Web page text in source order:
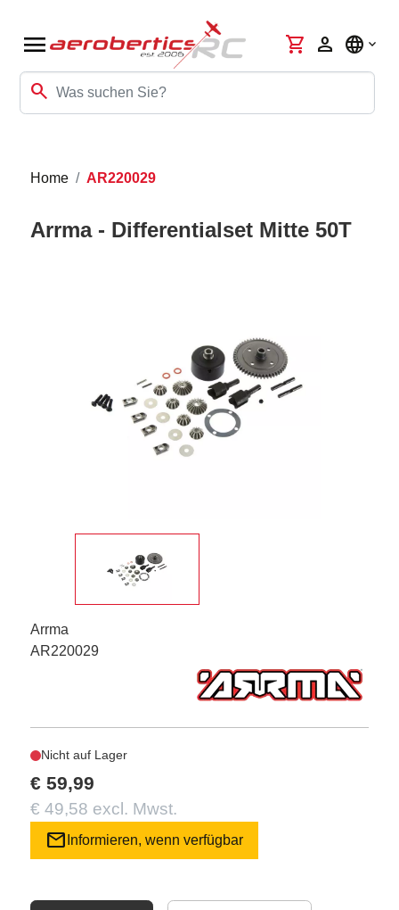
menu
search
shopping_cart person language
Home AR220029
Arrma - Differentialset Mitte 50T
Arrma
AR220029
Nicht auf Lager
€ 59,99
€ 49,58 excl. Mwst.
mail Informieren, wenn verfügbar